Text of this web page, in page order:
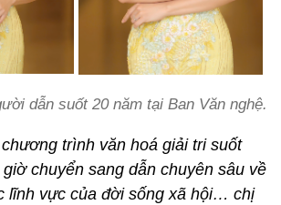
dẫn suốt 20 năm tại Ban Văn nghệ.
trình văn hoá giải tri suốt
chuyển sang dẫn chuyên sâu về
lĩnh vực của đời sống xã hội… chị